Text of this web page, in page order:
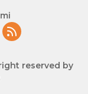
reserved by